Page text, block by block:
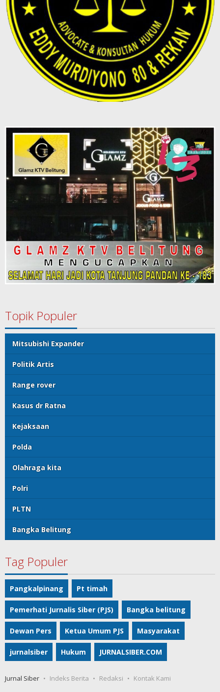
Topik Populer
Mitsubishi Expander
Politik Artis
Range rover
Kasus dr Ratna
Kejaksaan
Polda
Olahraga kita
Polri
PLTN
Bangka Belitung
Tag Populer
Pangkalpinang Pt timah
Pemerhati Jurnalis Siber (PJS) Bangka belitung
Dewan Pers Ketua Umum PJS Masyarakat
jurnalsiber Hukum JURNALSIBER.COM
Jurnal Siber Indeks Berita Redaksi Kontak Kami